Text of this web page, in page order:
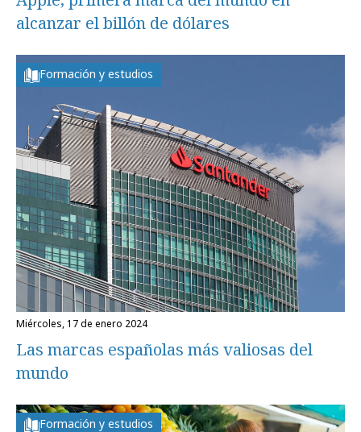
alcanzar el billón de dólares
Formación y estudios
miércoles, 17 de enero 2024
Las marcas españolas más valiosas del
mundo
Formación y estudios